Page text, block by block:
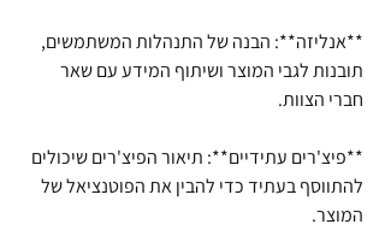
**אנליזה**: הבנה של התנהלות המשתמשים,
תובנות לגבי המוצר ושיתוף המידע עם שאר
חברי הצוות.
**פיצ'רים עתידיים**: תיאור הפיצ'רים שיכולים
להתווסף בעתיד כדי להבין את הפוטנציאל של
המוצר.